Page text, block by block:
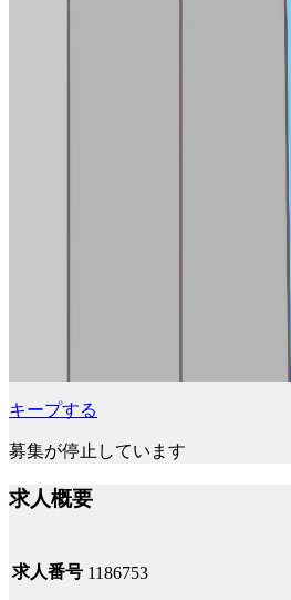
キープする
募集が停止しています
求人概要
求人番号 1186753